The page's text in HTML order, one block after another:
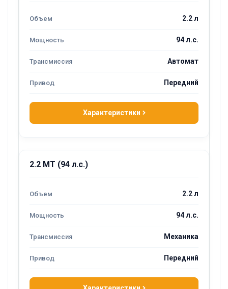
2.2 л
94 л.с.
Автомат
Передний
Характеристики
2.2 MT (94 л.с.)
2.2 л
94 л.с.
Механика
Передний